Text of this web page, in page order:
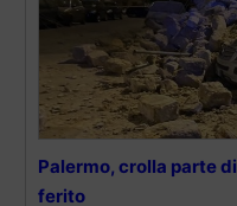
Palermo, crolla parte
ferito